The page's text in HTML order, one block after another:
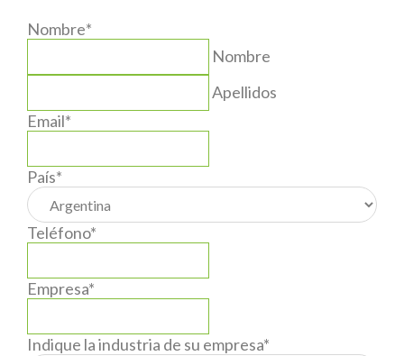
Nombre*
Nombre
Apellidos
Email*
País*
Teléfono*
Empresa*
Indique la industria de su empresa*